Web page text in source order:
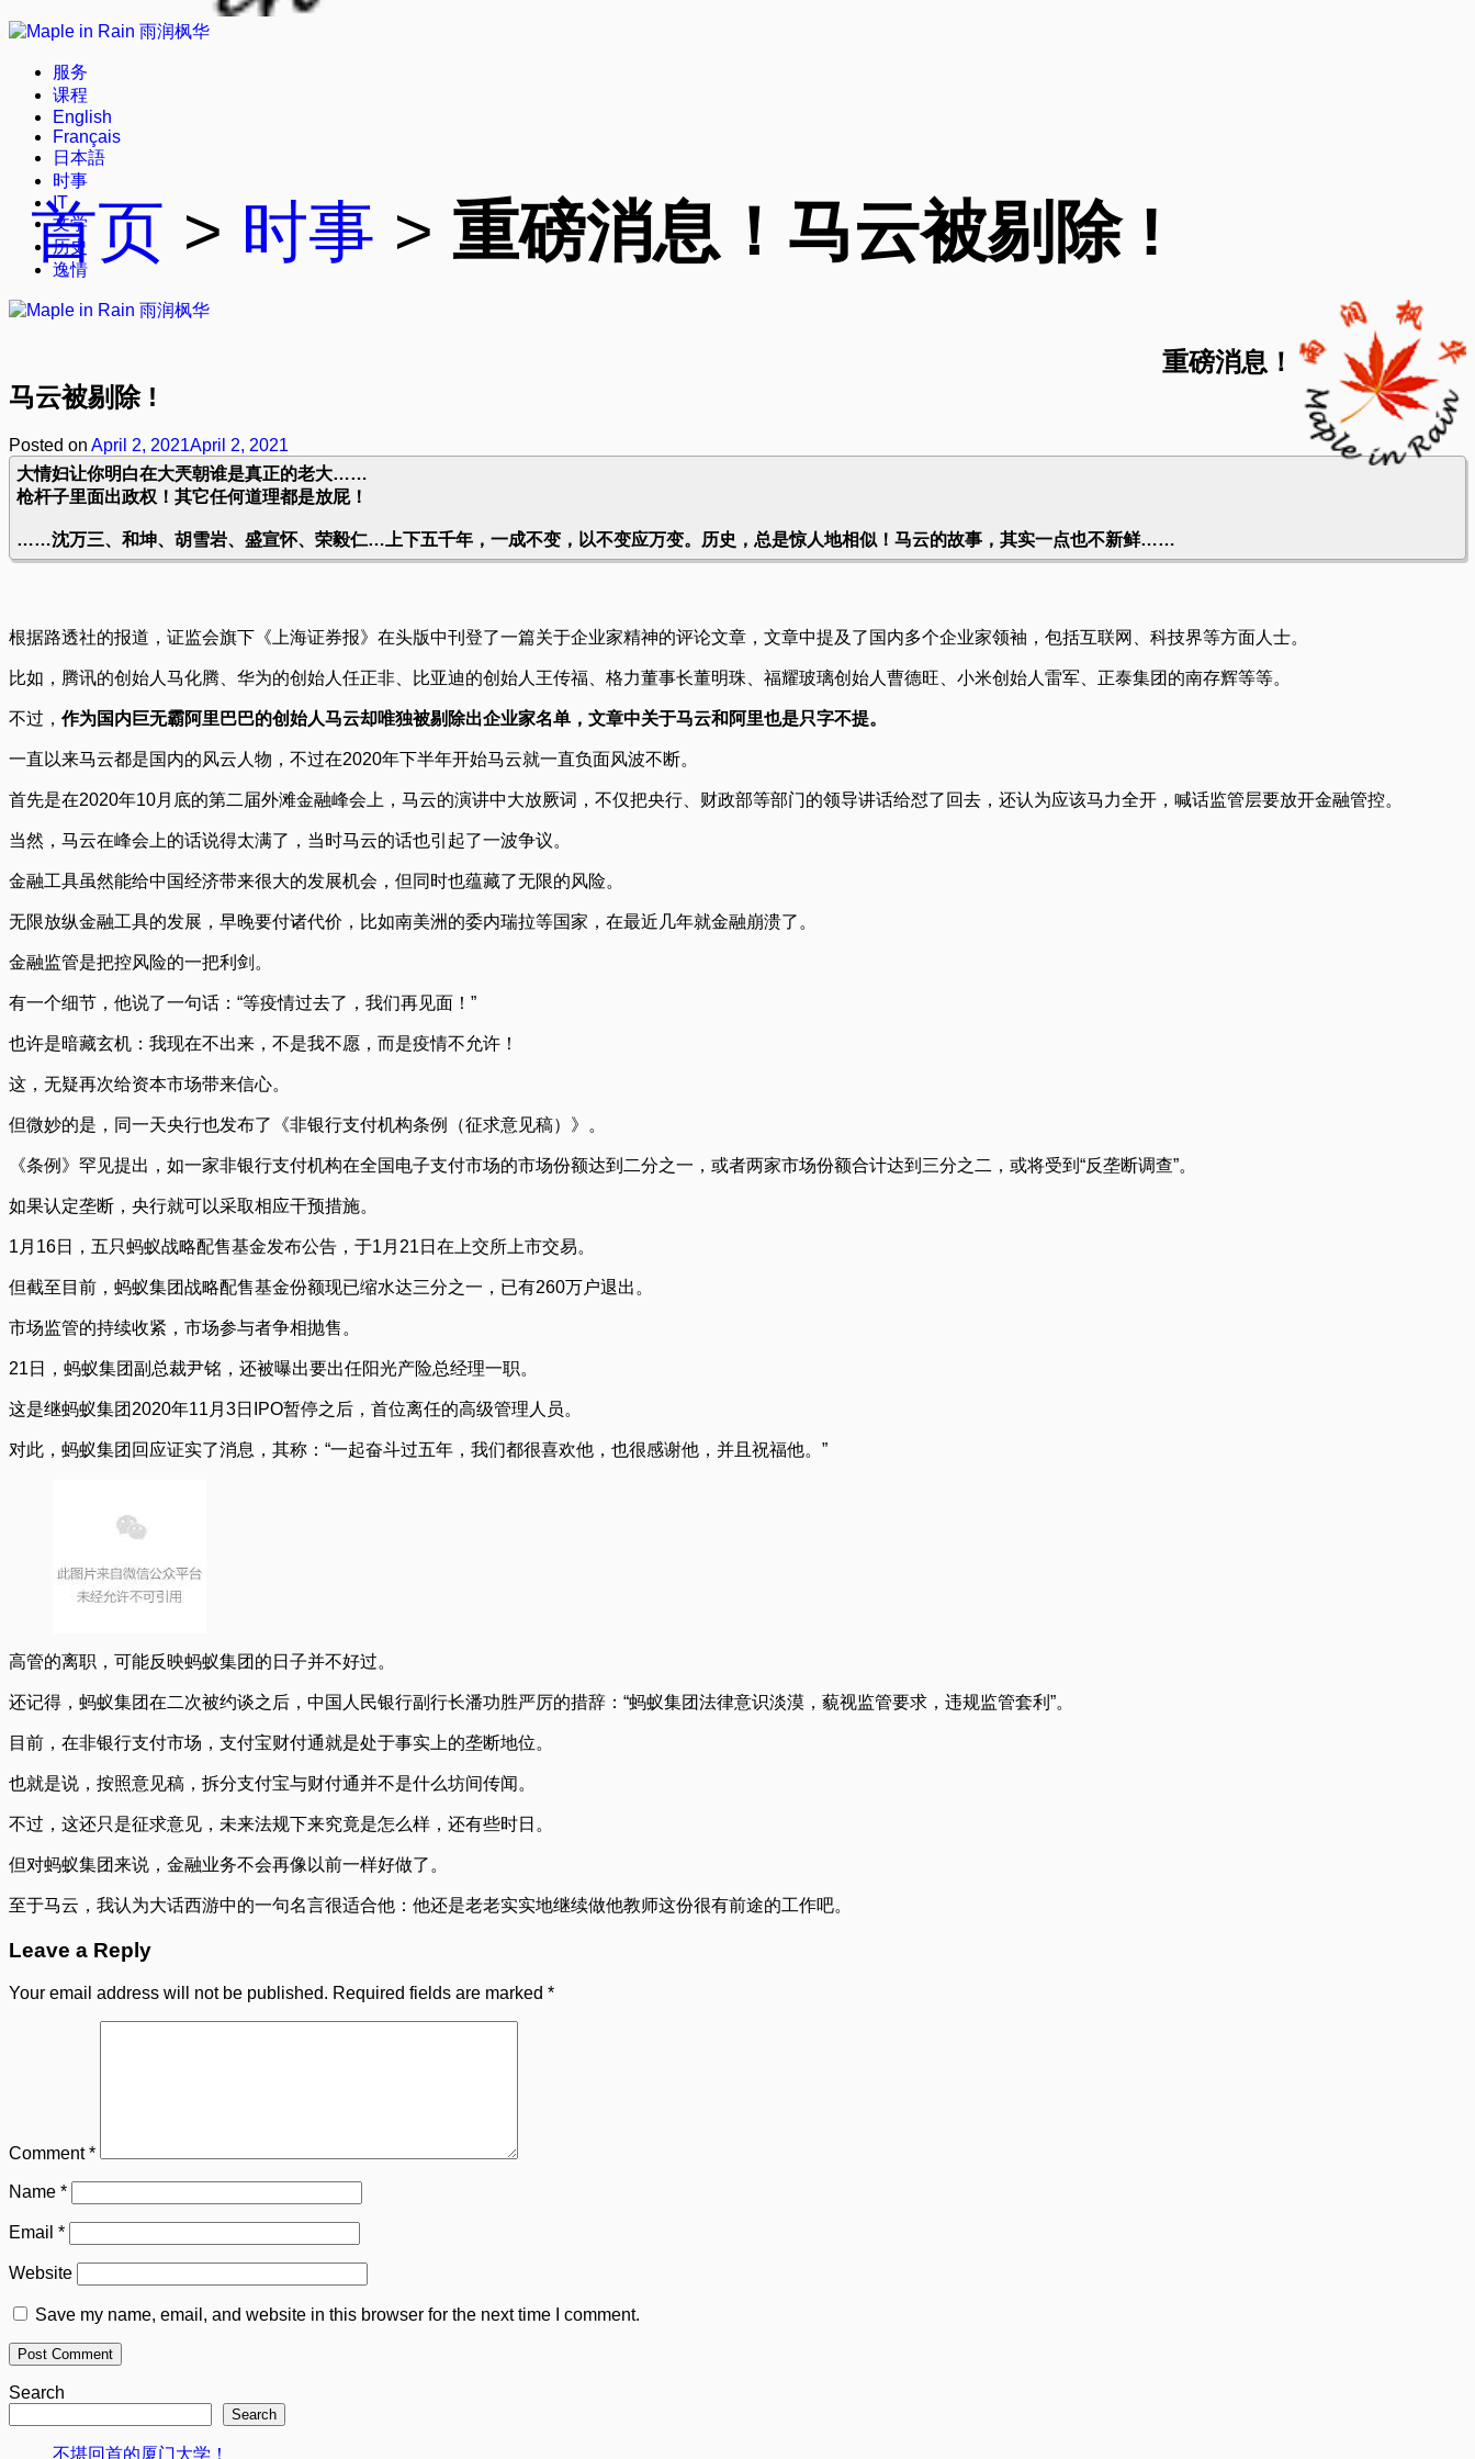
服务
课程
English
Français
日本語
时事
IT
文学
历史
逸情
首页 > 时事 > 重磅消息！马云被剔除 !
重磅消息！
马云被剔除 !
Posted on April 2, 2021April 2, 2021
大情妇让你明白在大兲朝谁是真正的老大……
枪杆子里面出政权！其它任何道理都是放屁！
……沈万三、和坤、胡雪岩、盛宣怀、荣毅仁…上下五千年，一成不变，以不变应万变。历史，总是惊人地相似！马云的故事，其实一点也不新鲜……
根据路透社的报道，证监会旗下《上海证券报》在头版中刊登了一篇关于企业家精神的评论文章，文章中提及了国内多个企业家领袖，包括互联网、科技界等方面人士。
比如，腾讯的创始人马化腾、华为的创始人任正非、比亚迪的创始人王传福、格力董事长董明珠、福耀玻璃创始人曹德旺、小米创始人雷军、正泰集团的南存辉等等。
不过， 作为国内巨无霸阿里巴巴的创始人马云却唯独被剔除出企业家名单，文章中关于马云和阿里也是只字不提。
一直以来马云都是国内的风云人物，不过在2020年下半年开始马云就一直负面风波不断。
首先是在2020年10月底的第二届外滩金融峰会上，马云的演讲中大放厥词，不仅把央行、财政部等部门的领导讲话给怼了回去，还认为应该马力全开，喊话监管层要放开金融管控。
当然，马云在峰会上的话说得太满了，当时马云的话也引起了一波争议。
金融工具虽然能给中国经济带来很大的发展机会，但同时也蕴藏了无限的风险。
无限放纵金融工具的发展，早晚要付诸代价，比如南美洲的委内瑞拉等国家，在最近几年就金融崩溃了。
金融监管是把控风险的一把利剑。
有一个细节，他说了一句话：“等疫情过去了，我们再见面！”
也许是暗藏玄机：我现在不出来，不是我不愿，而是疫情不允许！
这，无疑再次给资本市场带来信心。
但微妙的是，同一天央行也发布了《非银行支付机构条例（征求意见稿）》。
《条例》罕见提出，如一家非银行支付机构在全国电子支付市场的市场份额达到二分之一，或者两家市场份额合计达到三分之二，或将受到“反垄断调查”。
如果认定垄断，央行就可以采取相应干预措施。
1月16日，五只蚂蚁战略配售基金发布公告，于1月21日在上交所上市交易。
但截至目前，蚂蚁集团战略配售基金份额现已缩水达三分之一，已有260万户退出。
市场监管的持续收紧，市场参与者争相抛售。
21日，蚂蚁集团副总裁尹铭，还被曝出要出任阳光产险总经理一职。
这是继蚂蚁集团2020年11月3日IPO暂停之后，首位离任的高级管理人员。
对此，蚂蚁集团回应证实了消息，其称：“一起奋斗过五年，我们都很喜欢他，也很感谢他，并且祝福他。”
高管的离职，可能反映蚂蚁集团的日子并不好过。
还记得，蚂蚁集团在二次被约谈之后，中国人民银行副行长潘功胜严厉的措辞：“蚂蚁集团法律意识淡漠，藐视监管要求，违规监管套利”。
目前，在非银行支付市场，支付宝财付通就是处于事实上的垄断地位。
也就是说，按照意见稿，拆分支付宝与财付通并不是什么坊间传闻。
不过，这还只是征求意见，未来法规下来究竟是怎么样，还有些时日。
但对蚂蚁集团来说，金融业务不会再像以前一样好做了。
至于马云，我认为大话西游中的一句名言很适合他：他还是老老实实地继续做他教师这份很有前途的工作吧。
Leave a Reply
Your email address will not be published. Required fields are marked *
Comment*
Name *
Email *
Website
Save my name, email, and website in this browser for the next time I comment.
Search
Search
不堪回首的厦门大学！